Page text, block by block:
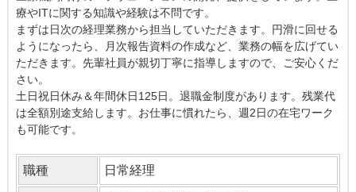
療やITに関する知識や経験は不問です。
まずは日次の経理業務から担当していただきます。円滑に回せる
ようになったら、月次報告資料の作成など、業務の幅を広げてい
ただきます。先輩社員が親切丁寧に指導しますので、ご安心くだ
さい。
土日祝日休み＆年間休日125日。退職金制度があります。残業代
は全額別途支給します。お仕事に慣れたら、週2日の在宅ワーク
も可能です。
職種 日常経理